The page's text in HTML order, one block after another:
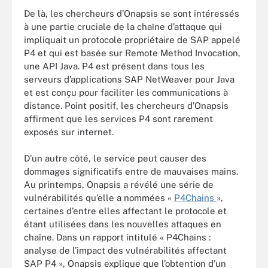
De là, les chercheurs d’Onapsis se sont intéressés
à une partie cruciale de la chaîne d’attaque qui
impliquait un protocole propriétaire de SAP appelé
P4 et qui est basée sur Remote Method Invocation,
une API Java. P4 est présent dans tous les
serveurs d’applications SAP NetWeaver pour Java
et est conçu pour faciliter les communications à
distance. Point positif, les chercheurs d’Onapsis
affirment que les services P4 sont rarement
exposés sur internet.
D’un autre côté, le service peut causer des
dommages significatifs entre de mauvaises mains.
Au printemps, Onapsis a révélé une série de
vulnérabilités qu’elle a nommées « P4Chains »,
certaines d’entre elles affectant le protocole et
étant utilisées dans les nouvelles attaques en
chaîne. Dans un rapport intitulé « P4Chains :
analyse de l’impact des vulnérabilités affectant
SAP P4 », Onapsis explique que l’obtention d’un